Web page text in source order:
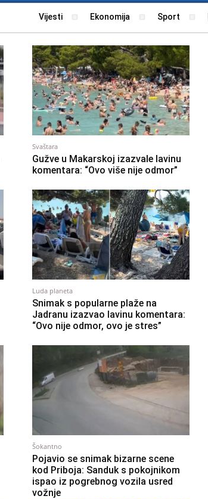
Vijesti Ekonomija Sport
Svaštara
Gužve u Makarskoj izazvale lavinu
komentara: “Ovo više nije odmor”
Luda planeta
Snimak s popularne plaže na
Jadranu izazvao lavinu komentara:
“Ovo nije odmor, ovo je stres”
Šokantno
Pojavio se snimak bizarne scene
kod Priboja: Sanduk s pokojnikom
ispao iz pogrebnog vozila usred
vožnje